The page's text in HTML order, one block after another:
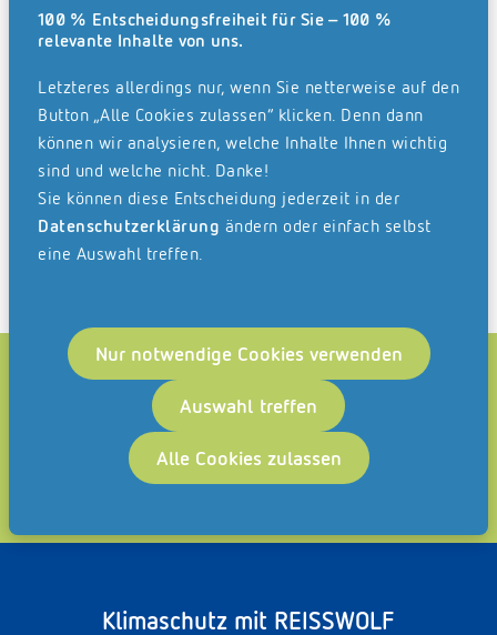
100 % Entscheidungsfreiheit für Sie – 100 %
relevante Inhalte von uns.
Letzteres allerdings nur, wenn Sie netterweise auf den
Button „Alle Cookies zulassen“ klicken. Denn dann
können wir analysieren, welche Inhalte Ihnen wichtig
sind und welche nicht. Danke!
Sie können diese Entscheidung jederzeit in der
Datenschutzerklärung ändern oder einfach selbst
eine Auswahl treffen.
Alle Cookies zulassen
Auswahl treffen
Nur notwendige Cookies verwenden
können so höchstmögliche Sicherheit
garantieren.
Genau das möchten wir auch für unsere
Nachhaltigkeit erreichen. Wir möchten
klimaneutral werden – auch wenn wir dafür
einen längeren Weg gehen müssen.Wir
werden Zeit brauchen und investieren. Für
den Klimaschutz. Für unsere Zukunft. Für
Und wie nachhaltig sind Sie?
Errechnen Sie Ihre CO
-Emissionen (zum Beispiel mit
-Rechnerdes bayerischen Landesamtes für
Umwelt) und vergleichen Sie sich mit anderen